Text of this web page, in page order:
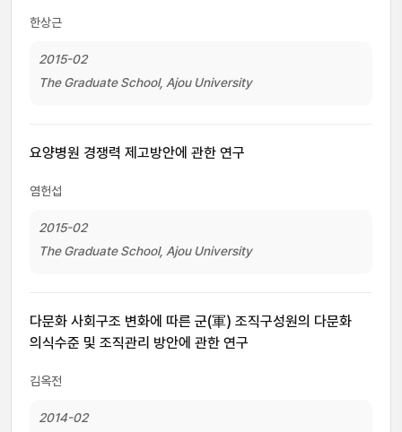
한상근
2015-02
The Graduate School, Ajou University
요양병원 경쟁력 제고방안에 관한 연구
염헌섭
2015-02
The Graduate School, Ajou University
다문화 사회구조 변화에 따른 군(軍) 조직구성원의 다문화
의식수준 및 조직관리 방안에 관한 연구
김옥전
2014-02